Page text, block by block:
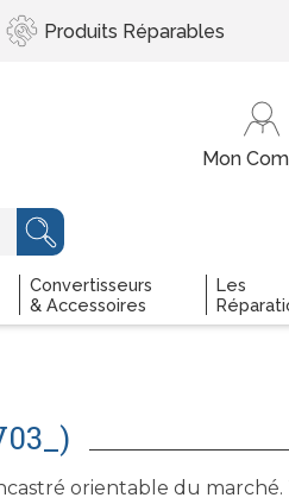
Produits Réparables
Convertisseurs
& Accessoires
Les
orientable du